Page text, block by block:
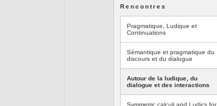
Rencontres
Pragmatique, Ludique et
Continuations
Sémantique et pragmatique du
discours et du dialogue
Autour de la ludique, du
dialogue et des interactions
Symmetric calculi and Ludics for